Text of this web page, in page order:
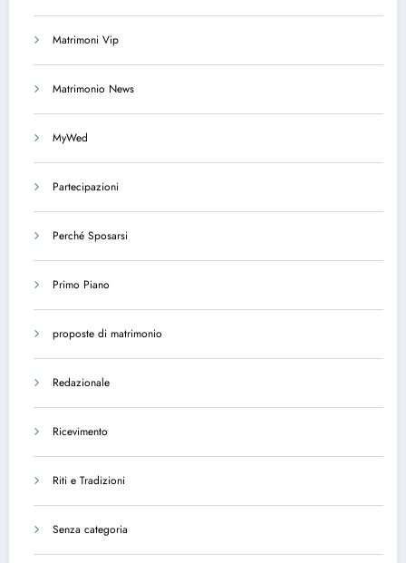
Matrimoni Vip
Matrimonio News
MyWed
Partecipazioni
Perché Sposarsi
Primo Piano
proposte di matrimonio
Redazionale
Ricevimento
Riti e Tradizioni
Senza categoria